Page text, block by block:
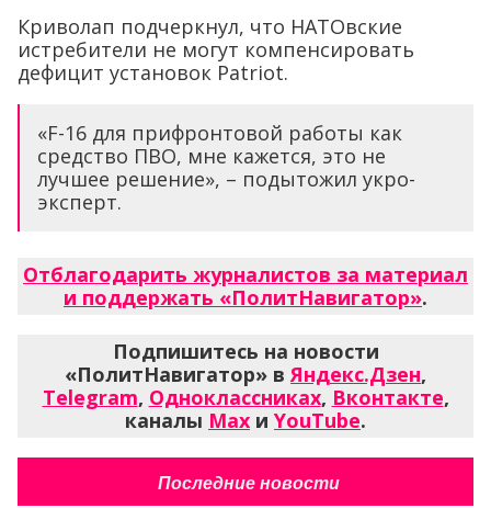
Криволап подчеркнул, что НАТОвские
истребители не могут компенсировать
дефицит установок Patriot.
«F-16 для прифронтовой работы как
средство ПВО, мне кажется, это не
лучшее решение», – подытожил укро-
эксперт.
Отблагодарить журналистов за материал
и поддержать «ПолитНавигатор».
Подпишитесь на новости
«ПолитНавигатор» вЯндекс.Дзен,
Telegram, Одноклассниках, Вконтакте,
каналы Max и YouTube.
Последние новости